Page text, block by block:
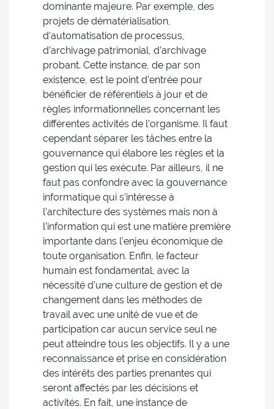
dominante majeure. Par exemple, des
projets de dématérialisation,
d’automatisation de processus,
d’archivage patrimonial, d’archivage
probant. Cette instance, de par son
existence, est le point d’entrée pour
bénéficier de référentiels à jour et de
règles informationnelles concernant les
différentes activités de l’organisme. Il faut
cependant séparer les tâches entre la
gouvernance qui élabore les règles et la
gestion qui les exécute. Par ailleurs, il ne
faut pas confondre avec la gouvernance
informatique qui s’intéresse à
l’architecture des systèmes mais non à
l’information qui est une matière première
importante dans l’enjeu économique de
toute organisation. Enfin, le facteur
humain est fondamental, avec la
nécessité d’une culture de gestion et de
changement dans les méthodes de
travail avec une unité de vue et de
participation car aucun service seul ne
peut atteindre tous les objectifs. Il y a une
reconnaissance et prise en considération
des intérêts des parties prenantes qui
seront affectés par les décisions et
activités. En fait, une instance de